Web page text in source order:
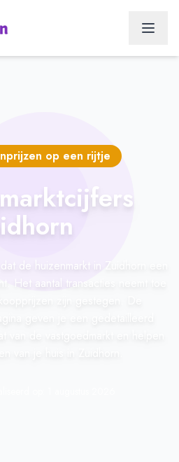
op een rijtje
de huizenmarkt in Zuidhorn een
Het aantal transacties neemt toe